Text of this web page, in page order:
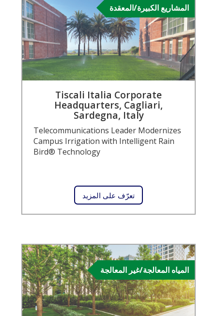
المشاريع الكبيرة/المعقدة
Tiscali Italia Corporate
Headquarters, Cagliari,
Sardegna, Italy
Telecommunications Leader Modernizes
Campus Irrigation with Intelligent Rain
Bird® Technology
تعرّف على المزيد
المياه المعالجة/غير المعالجة